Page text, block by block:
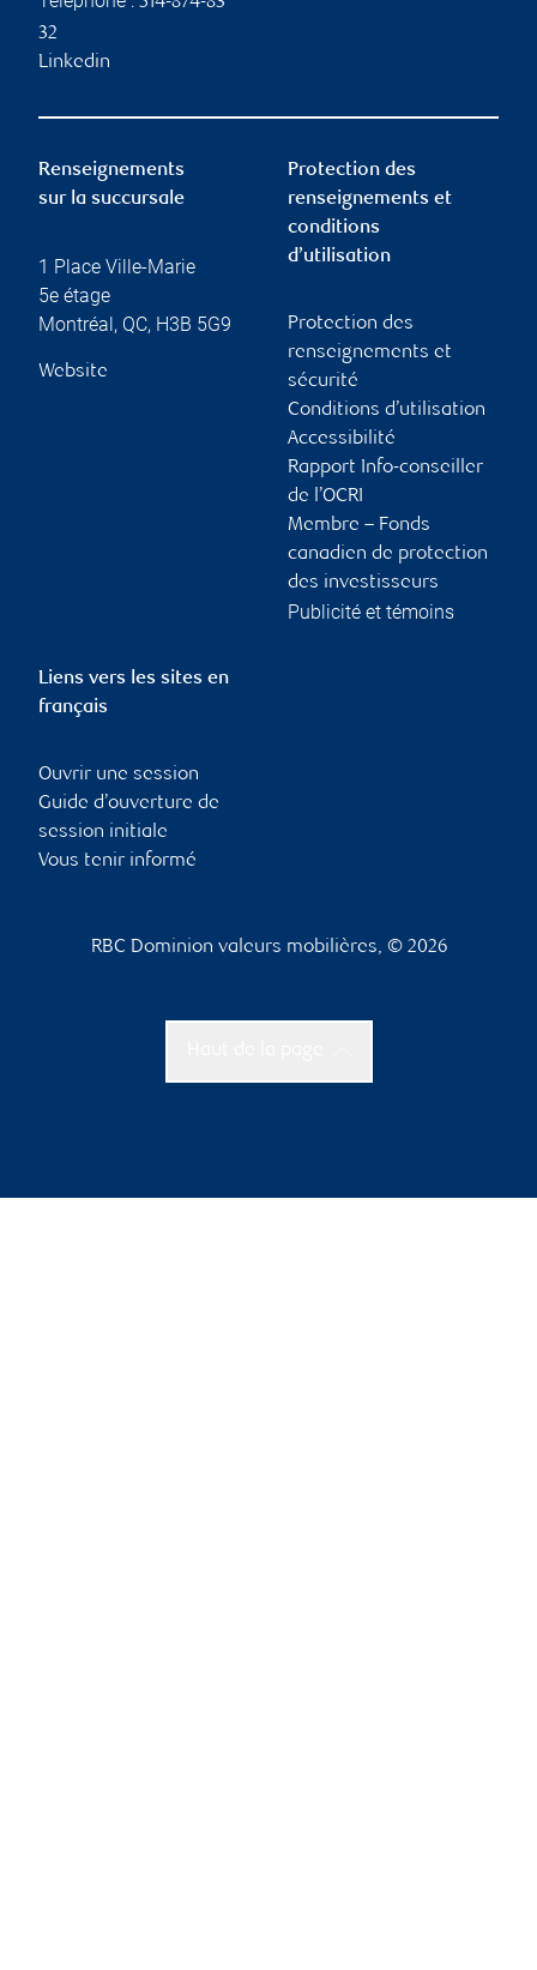
32
Linkedin
Renseignements
sur la succursale
1 Place Ville-Marie
5e étage
Montréal , QC, H3B 5G9
Website
Protection des
renseignements et
conditions
d’utilisation
Protection des
renseignements et
sécurité
Conditions d’utilisation
Accessibilité
Rapport Info-conseiller
de l’OCRI
Membre – Fonds
canadien de protection
des investisseurs
Publicité et témoins
Liens vers les sites en
français
Ouvrir une session
Guide d’ouverture de
session initiale
Vous tenir informé
RBC Dominion valeurs mobilières, © 2026